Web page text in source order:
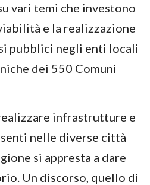
vari temi che investono
e la realizzazione
pubblici negli enti locali
dei 550 Comuni
infrastrutture e
nelle diverse città
si appresta a dare
Un discorso, quello di